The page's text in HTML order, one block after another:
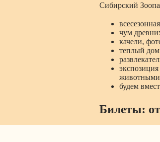
Сибирский
чум
качели,
теплый дом
животными
будем
Билеты: